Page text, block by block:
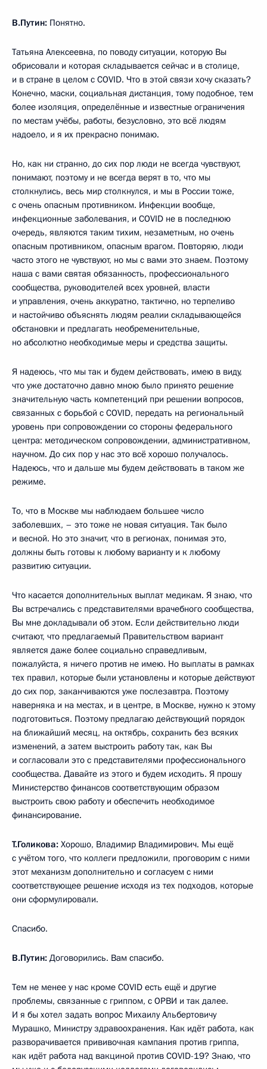
В.Путин: Понятно.
Татьяна Алексеевна, по поводу ситуации, которую Вы
обрисовали и которая складывается сейчас и в столице,
и в стране в целом с COVID. Что в этой связи хочу сказать?
Конечно, маски, социальная дистанция, тому подобное, тем
более изоляция, определённые и известные ограничения
по местам учёбы, работы, безусловно, это всё людям
надоело, и я их прекрасно понимаю.
Но, как ни странно, до сих пор люди не всегда чувствуют,
понимают, поэтому и не всегда верят в то, что мы
столкнулись, весь мир столкнулся, и мы в России тоже,
с очень опасным противником. Инфекции вообще,
инфекционные заболевания, и COVID не в последнюю
очередь, являются таким тихим, незаметным, но очень
опасным противником, опасным врагом. Повторяю, люди
часто этого не чувствуют, но мы с вами это знаем. Поэтому
наша с вами святая обязанность, профессионального
сообщества, руководителей всех уровней, власти
и управления, очень аккуратно, тактично, но терпеливо
и настойчиво объяснять людям реалии складывающейся
обстановки и предлагать необременительные,
но абсолютно необходимые меры и средства защиты.
Я надеюсь, что мы так и будем действовать, имею в виду,
что уже достаточно давно мною было принято решение
значительную часть компетенций при решении вопросов,
связанных с борьбой с COVID, передать на региональный
уровень при сопровождении со стороны федерального
центра: методическом сопровождении, административном,
научном. До сих пор у нас это всё хорошо получалось.
Надеюсь, что и дальше мы будем действовать в таком же
режиме.
То, что в Москве мы наблюдаем большее число
заболевших, – это тоже не новая ситуация. Так было
и весной. Но это значит, что в регионах, понимая это,
должны быть готовы к любому варианту и к любому
развитию ситуации.
Что касается дополнительных выплат медикам. Я знаю, что
Вы встречались с представителями врачебного сообщества,
Вы мне докладывали об этом. Если действительно люди
считают, что предлагаемый Правительством вариант
является даже более социально справедливым,
пожалуйста, я ничего против не имею. Но выплаты в рамках
тех правил, которые были установлены и которые действуют
до сих пор, заканчиваются уже послезавтра. Поэтому
наверняка и на местах, и в центре, в Москве, нужно к этому
подготовиться. Поэтому предлагаю действующий порядок
на ближайший месяц, на октябрь, сохранить без всяких
изменений, а затем выстроить работу так, как Вы
и согласовали это с представителями профессионального
сообщества. Давайте из этого и будем исходить. Я прошу
Министерство финансов соответствующим образом
выстроить свою работу и обеспечить необходимое
финансирование.
Т.Голикова: Хорошо, Владимир Владимирович. Мы ещё
с учётом того, что коллеги предложили, проговорим с ними
этот механизм дополнительно и согласуем с ними
соответствующее решение исходя из тех подходов, которые
они сформулировали.
Спасибо.
В.Путин: Договорились. Вам спасибо.
Тем не менее у нас кроме COVID есть ещё и другие
проблемы, связанные с гриппом, с ОРВИ и так далее.
И я бы хотел задать вопрос Михаилу Альбертовичу
Мурашко, Министру здравоохранения. Как идёт работа, как
разворачивается прививочная кампания против гриппа,
как идёт работа над вакциной против COVID-19? Знаю, что